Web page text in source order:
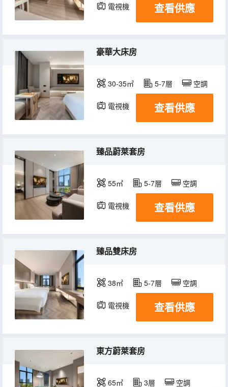
電視機 冰箱
查看供應
豪華大床房
30-35㎡ 5-7層 空調
電視機 冰箱
查看供應
臻品蔚萊套房
55㎡ 5-7層 空調
電視機 冰箱
查看供應
臻品雙床房
38㎡ 5-7層 空調
電視機 冰箱
查看供應
東方蔚萊套房
65㎡ 3層 空調